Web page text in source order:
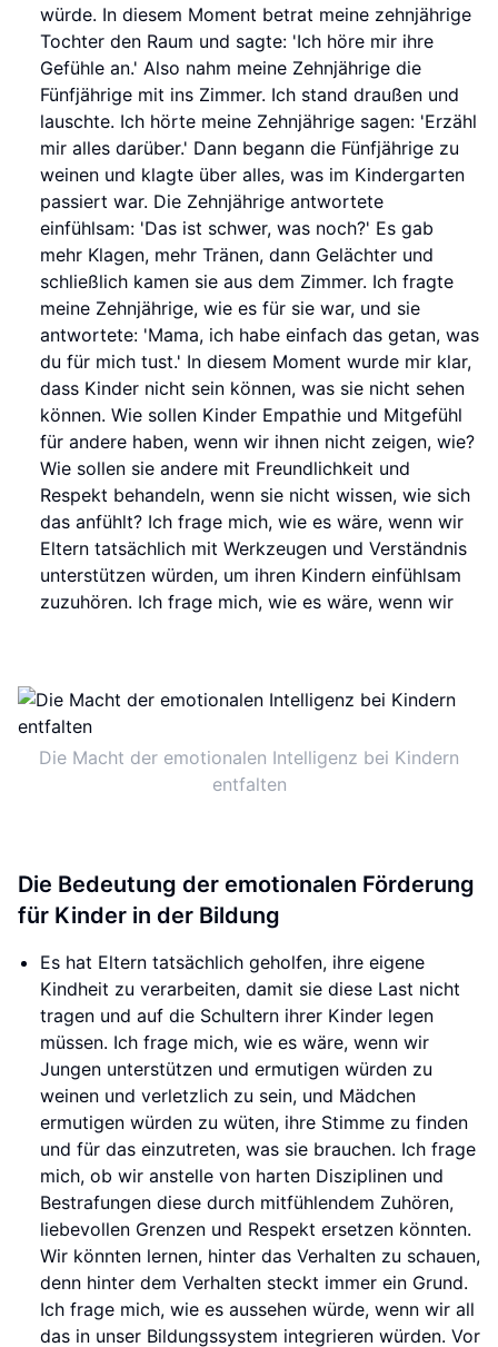
würde. In diesem Moment betrat meine zehnjährige
Tochter den Raum und sagte: 'Ich höre mir ihre
Gefühle an.' Also nahm meine Zehnjährige die
Fünfjährige mit ins Zimmer. Ich stand draußen und
lauschte. Ich hörte meine Zehnjährige sagen: 'Erzähl
mir alles darüber.' Dann begann die Fünfjährige zu
weinen und klagte über alles, was im Kindergarten
passiert war. Die Zehnjährige antwortete
einfühlsam: 'Das ist schwer, was noch?' Es gab
mehr Klagen, mehr Tränen, dann Gelächter und
schließlich kamen sie aus dem Zimmer. Ich fragte
meine Zehnjährige, wie es für sie war, und sie
antwortete: 'Mama, ich habe einfach das getan, was
du für mich tust.' In diesem Moment wurde mir klar,
dass Kinder nicht sein können, was sie nicht sehen
können. Wie sollen Kinder Empathie und Mitgefühl
für andere haben, wenn wir ihnen nicht zeigen, wie?
Wie sollen sie andere mit Freundlichkeit und
Respekt behandeln, wenn sie nicht wissen, wie sich
das anfühlt? Ich frage mich, wie es wäre, wenn wir
Eltern tatsächlich mit Werkzeugen und Verständnis
unterstützen würden, um ihren Kindern einfühlsam
zuzuhören. Ich frage mich, wie es wäre, wenn wir
Die Macht der emotionalen Intelligenz bei Kindern
entfalten
Die Bedeutung der emotionalen Förderung
für Kinder in der Bildung
Es hat Eltern tatsächlich geholfen, ihre eigene
Kindheit zu verarbeiten, damit sie diese Last nicht
tragen und auf die Schultern ihrer Kinder legen
müssen. Ich frage mich, wie es wäre, wenn wir
Jungen unterstützen und ermutigen würden zu
weinen und verletzlich zu sein, und Mädchen
ermutigen würden zu wüten, ihre Stimme zu finden
und für das einzutreten, was sie brauchen. Ich frage
mich, ob wir anstelle von harten Disziplinen und
Bestrafungen diese durch mitfühlendem Zuhören,
liebevollen Grenzen und Respekt ersetzen könnten.
Wir könnten lernen, hinter das Verhalten zu schauen,
denn hinter dem Verhalten steckt immer ein Grund.
Ich frage mich, wie es aussehen würde, wenn wir all
das in unser Bildungssystem integrieren würden. Vor